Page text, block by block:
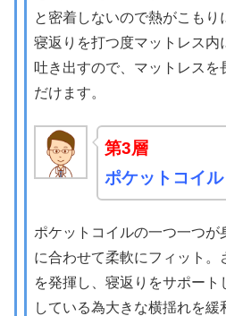
と密着しないので熱がこもり
寝返りを打つ度マットレス内
吐き出すので、マットレスを
だけます。
第3層
ポケットコイル
ポケットコイルの一つ一つが
に合わせて柔軟にフィット。
を発揮し、寝返りをサポート
している為大きな横揺れを緩